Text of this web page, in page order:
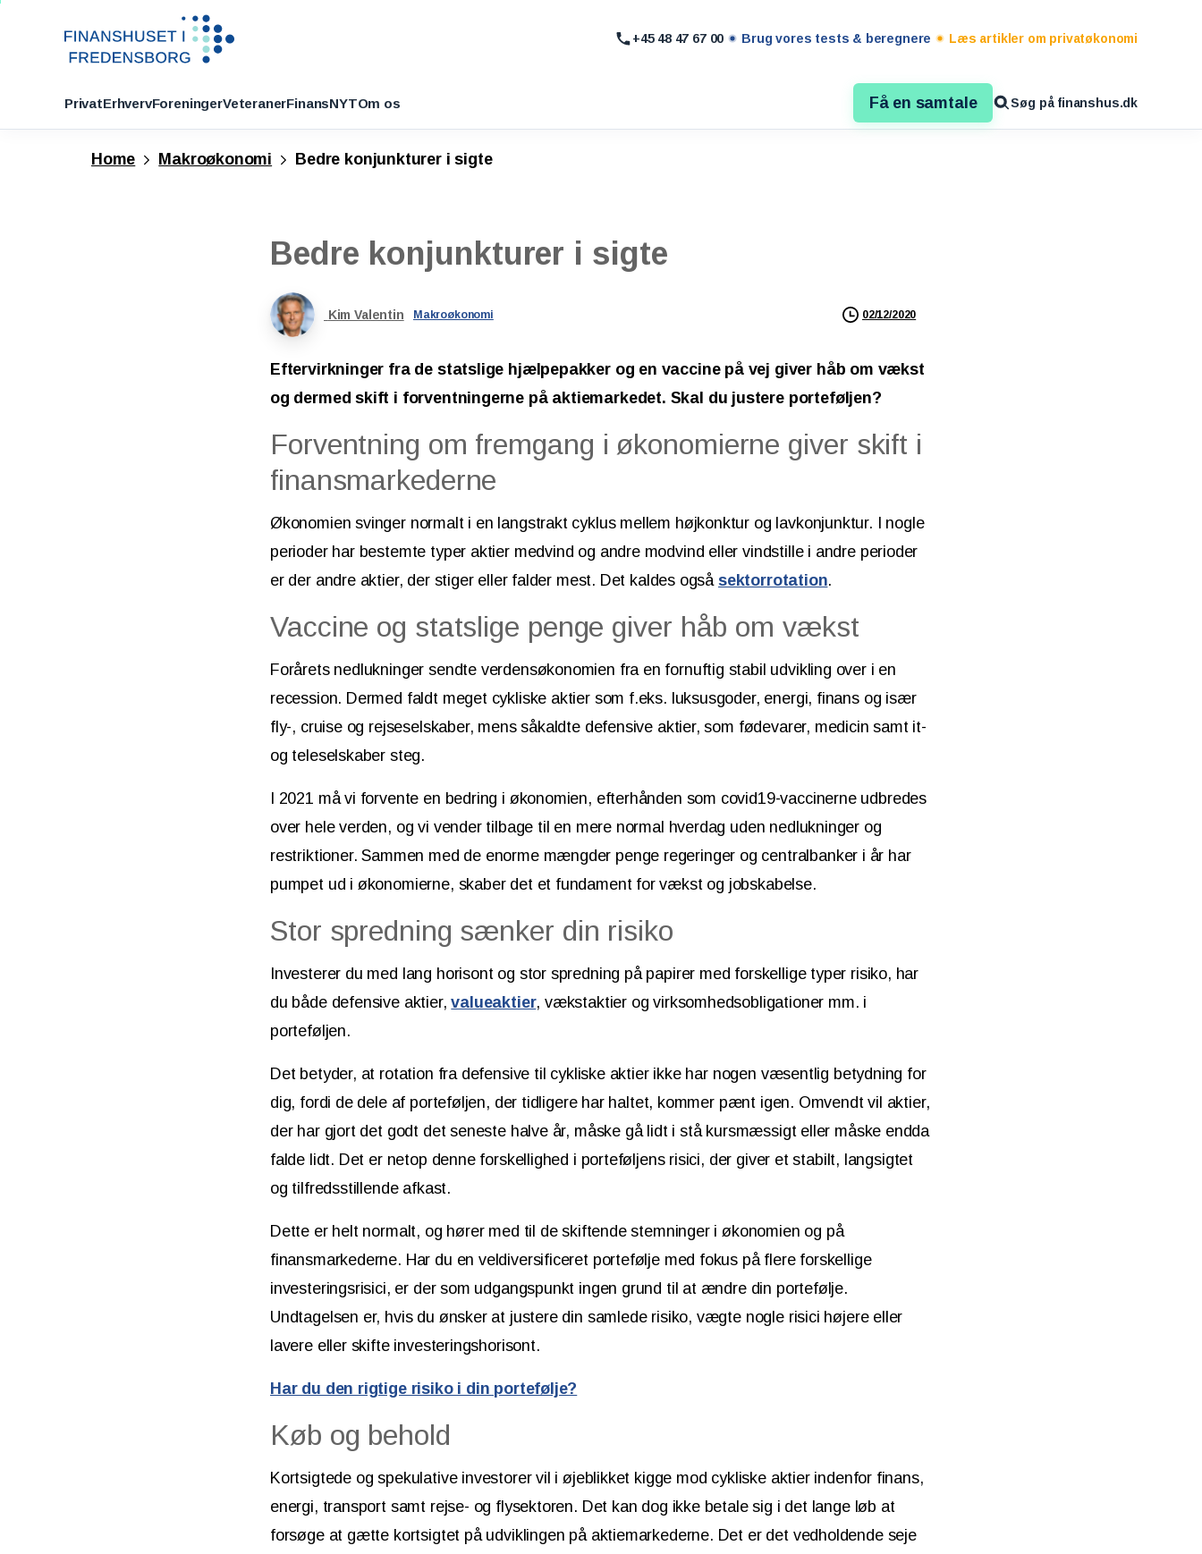
+45 48 47 67 00 Brug vores tests & beregnere Læs artikler om privatøkonomi
PrivatErhvervForeningerVeteranerFinansNYTOm os Få en samtale Søg på finanshus.dk
Home Makroøkonomi Bedre konjunkturer i sigte
Bedre konjunkturer i sigte
Kim Valentin Makroøkonomi 02/12/2020
Eftervirkninger fra de statslige hjælpepakker og en vaccine på vej giver håb om vækst
og dermed skift i forventningerne på aktiemarkedet. Skal du justere porteføljen?
Forventning om fremgang i økonomierne giver skift i
finansmarkederne
Økonomien svinger normalt i en langstrakt cyklus mellem højkonktur og lavkonjunktur. I nogle
perioder har bestemte typer aktier medvind og andre modvind eller vindstille i andre perioder
er der andre aktier, der stiger eller falder mest. Det kaldes også sektorrotation.
Vaccine og statslige penge giver håb om vækst
Forårets nedlukninger sendte verdensøkonomien fra en fornuftig stabil udvikling over i en
recession. Dermed faldt meget cykliske aktier som f.eks. luksusgoder, energi, finans og især
fly-, cruise og rejseselskaber, mens såkaldte defensive aktier, som fødevarer, medicin samt it-
og teleselskaber steg.
I 2021 må vi forvente en bedring i økonomien, efterhånden som covid19-vaccinerne udbredes
over hele verden, og vi vender tilbage til en mere normal hverdag uden nedlukninger og
restriktioner. Sammen med de enorme mængder penge regeringer og centralbanker i år har
pumpet ud i økonomierne, skaber det et fundament for vækst og jobskabelse.
Stor spredning sænker din risiko
Investerer du med lang horisont og stor spredning på papirer med forskellige typer risiko, har
du både defensive aktier,valueaktier, vækstaktier og virksomhedsobligationer mm. i
porteføljen.
Det betyder, at rotation fra defensive til cykliske aktier ikke har nogen væsentlig betydning for
dig, fordi de dele af porteføljen, der tidligere har haltet, kommer pænt igen. Omvendt vil aktier,
der har gjort det godt det seneste halve år, måske gå lidt i stå kursmæssigt eller måske endda
falde lidt. Det er netop denne forskellighed i porteføljens risici, der giver et stabilt, langsigtet
og tilfredsstillende afkast.
Dette er helt normalt, og hører med til de skiftende stemninger i økonomien og på
finansmarkederne. Har du en veldiversificeret portefølje med fokus på flere forskellige
investeringsrisici, er der som udgangspunkt ingen grund til at ændre din portefølje.
Undtagelsen er, hvis du ønsker at justere din samlede risiko, vægte nogle risici højere eller
lavere eller skifte investeringshorisont.
Har du den rigtige risiko i din portefølje?
Køb og behold
Kortsigtede og spekulative investorer vil i øjeblikket kigge mod cykliske aktier indenfor finans,
energi, transport samt rejse- og flysektoren. Det kan dog ikke betale sig i det lange løb at
forsøge at gætte kortsigtet på udviklingen på aktiemarkederne. Det er det vedholdende seje